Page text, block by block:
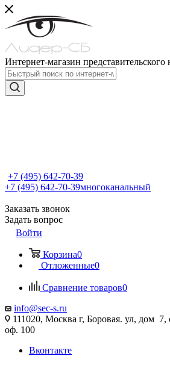
Интернет-магазин представительского
+7 (495) 642-70-39
+7 (495) 642-70-39многоканальный
Заказать звонок
Задать вопрос
Войти
Корзина0
Отложенные0
Сравнение товаров0
info@sec-s.ru
111020, Москва г, Боровая. ул, дом 7,
оф. 100
Вконтакте